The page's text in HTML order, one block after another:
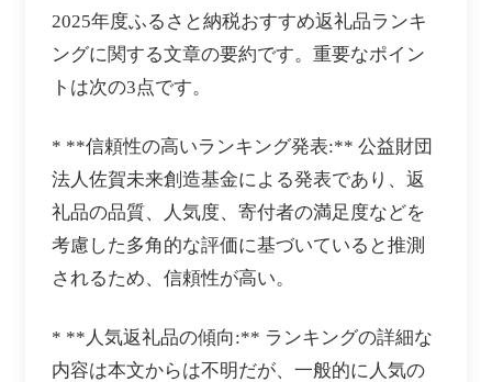
2025年度ふるさと納税おすすめ返礼品ランキ
ングに関する文章の要約です。重要なポイン
トは次の3点です。
* **信頼性の高いランキング発表:** 公益財団
法人佐賀未来創造基金による発表であり、返
礼品の品質、人気度、寄付者の満足度などを
考慮した多角的な評価に基づいていると推測
されるため、信頼性が高い。
* **人気返礼品の傾向:** ランキングの詳細な
内容は本文からは不明だが、一般的に人気の